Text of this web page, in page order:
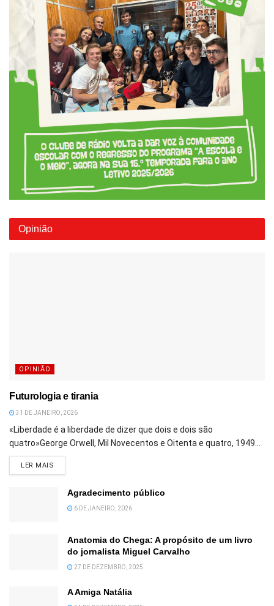
Opinião
OPINIÃO
Futurologia e tirania
31 DE JANEIRO, 2026
«Liberdade é a liberdade de dizer que dois e dois são
quatro»George Orwell, Mil Novecentos e Oitenta e quatro, 1949...
LER MAIS
Agradecimento público
6 DE JANEIRO, 2026
Anatomia do Chega: A propósito de um livro
do jornalista Miguel Carvalho
27 DE DEZEMBRO, 2025
A Amiga Natália